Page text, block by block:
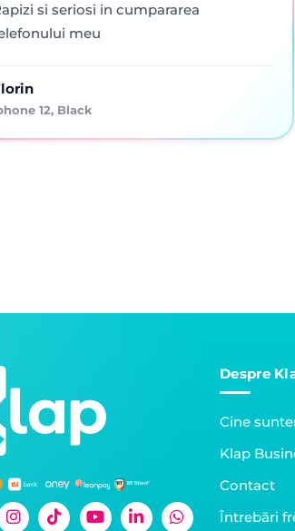
si seriosi in cumpararea
meu
12, Black
Despre
Cine
Klap
Contact
Întrebări